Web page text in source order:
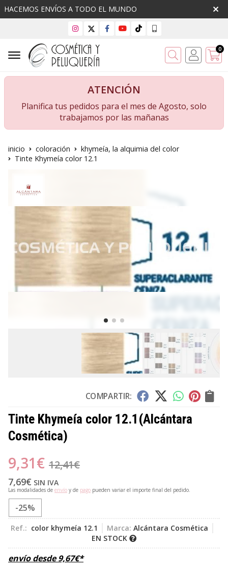
HACEMOS ENVÍOS A TODO EL MUNDO
Buscar 0
ATENCIÓN
Planifica tus pedidos para el mes de Agosto, solo
trabajamos por las mañanas
inicio coloración
khymeía, la alquimia del color
Tinte Khymeía color 12.1
COMPARTIR:
Tinte Khymeía color 12.1 (Alcántara
Cosmética)
9,31€ 12,41€
7,69€ SIN IVA
Las modalidades de envío y de pago pueden variar el importe final del pedido.
-25%
Ref.: color khymeía 12.1 Marca: Alcántara Cosmética
EN STOCK
envío desde9,67€*